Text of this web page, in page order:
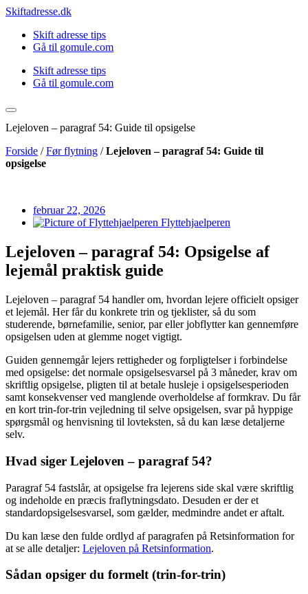
Videre
indhold
Skiftadresse.dk
Skift adresse tips
Gå til gomule.com
Skift adresse tips
Gå til gomule.com
Lejeloven – paragraf 54: Guide til opsigelse
Forside /Før flytning /Lejeloven – paragraf 54: Guide til
opsigelse
februar 22, 2026
Flyttehjaelperen
Lejeloven – paragraf 54: Opsigelse af
lejemål praktisk guide
Lejeloven – paragraf 54 handler om, hvordan lejere officielt opsiger
et lejemål. Her får du konkrete trin og tjeklister, så du som
studerende, børnefamilie, senior, par eller jobflytter kan gennemføre
opsigelsen uden at glemme noget vigtigt.
Guiden gennemgår lejers rettigheder og forpligtelser i forbindelse
med opsigelse: det normale opsigelsesvarsel på 3 måneder, krav om
skriftlig opsigelse, pligten til at betale husleje i opsigelsesperioden
samt konsekvenser ved manglende overholdelse af formkrav. Du får
en kort trin-for-trin vejledning til selve opsigelsen, svar på hyppige
spørgsmål og henvisning til lovteksten, så du kan læse detaljerne
selv.
Hvad siger Lejeloven – paragraf 54?
Paragraf 54 fastslår, at opsigelse fra lejerens side skal være skriftlig
og indeholde en præcis fraflytningsdato. Desuden er der et
standardopsigelsesvarsel, som gælder, medmindre andet er aftalt.
Du kan læse den fulde ordlyd af paragrafen på Retsinformation for
at se alle detaljer: Lejeloven på Retsinformation.
Sådan opsiger du formelt (trin-for-trin)